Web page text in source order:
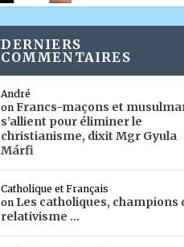
DERNIERS
COMMENTAIRES
André
onFrancs-maçons et
s’allient pour éliminer le
christianisme, dixit Mgr Gyula
Márfi
Catholique et Français
on Les catholiques, champions
relativisme …